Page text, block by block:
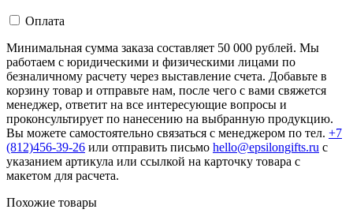
Оплата
Минимальная сумма заказа составляет 50 000 рублей. Мы
работаем с юридическими и физическими лицами по
безналичному расчету через выставление счета. Добавьте в
корзину товар и отправьте нам, после чего с вами свяжется
менеджер, ответит на все интересующие вопросы и
проконсультирует по нанесению на выбранную продукцию.
Вы можете самостоятельно связаться с менеджером по тел. +7
(812)456-39-26 или отправить письмо hello@epsilongifts.ru с
указанием артикула или ссылкой на карточку товара с
макетом для расчета.
Похожие товары